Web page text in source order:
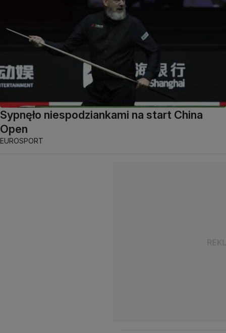
Sypnęło niespodziankami na start China
Open
EUROSPORT